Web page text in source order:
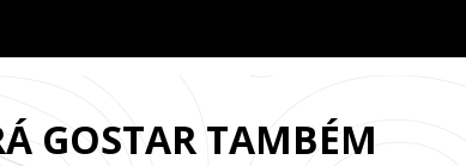
GOSTAR TAMBÉM